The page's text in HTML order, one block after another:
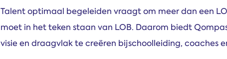
Talent optimaal begeleiden vraagt om meer dan een
moet in het teken staan van LOB. Daarom biedt
visie en draagvlak te creëren bijschoolleiding, coaches